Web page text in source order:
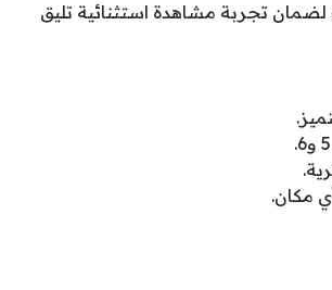
لضمان تجربة مشاهدة استثنائية تليق
مكان.